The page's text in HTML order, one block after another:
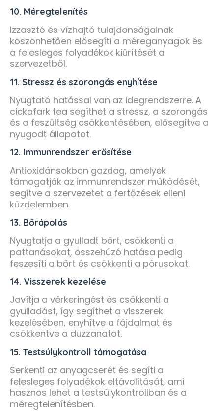
10. Méregtelenítés
Izzasztó és vízhajtó tulajdonságainak
köszönhetően elősegíti a méreganyagok és
a felesleges folyadékok kiürítését a
szervezetből.
11. Stressz és szorongás enyhítése
Nyugtató hatással van az idegrendszerre. A
cickafark tea segíthet a stressz, a szorongás
és a feszültség csökkentésében, elősegítve a
nyugodt állapotot.
12. Immunrendszer erősítése
Antioxidánsokban gazdag, amelyek
támogatják az immunrendszer működését,
segítve a szervezetet a fertőzések elleni
küzdelemben.
13. Bőrápolás
Nyugtatja a gyulladt bőrt, csökkenti a
pattanásokat, összehúzó hatása pedig
feszesíti a bőrt és csökkenti a pórusokat.
14. Visszerek kezelése
Javítja a vérkeringést és csökkenti a
gyulladást, így segíthet a visszerek
kezelésében, enyhítve a fájdalmat és
csökkentve a duzzanatot.
15. Testsúlykontroll támogatása
Serkenti az anyagcserét és segíti a
felesleges folyadékok eltávolítását, ami
hasznos lehet a testsúlykontrollban és a
méregtelenítésben.